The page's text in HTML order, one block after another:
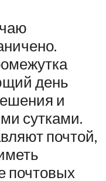
день
и
сутками.
почтой,
почтовых